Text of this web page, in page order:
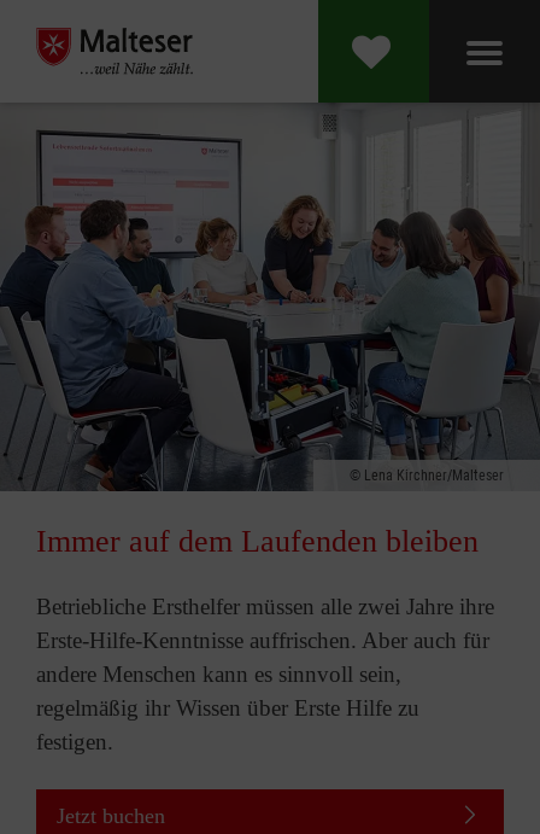
Lena Kirchner/Malteser
Immer auf dem Laufenden bleiben
Betriebliche Ersthelfer müssen alle zwei Jahre ihre
Erste-Hilfe-Kenntnisse auffrischen. Aber auch für
andere Menschen kann es sinnvoll sein,
regelmäßig ihr Wissen über Erste Hilfe zu
festigen.
Jetzt buchen